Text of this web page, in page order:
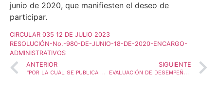
junio de 2020, que manifiesten el deseo de
participar.
CIRCULAR 035 12 DE JULIO 2023
RESOLUCIÓN-No.-980-DE-JUNIO-18-DE-2020-ENCARGO-
ADMINISTRATIVOS
ANTERIOR
“POR LA CUAL SE PUBLICA EL RESULTADO DE ADMISIÓN DE INSCRITOS A LA PRIMERA CONVOCATORIA DE AYUDAS EDUCATIVAS PARA LA FINANCIACIÓN DE ESTUDIOS SUPERIORES EN CUMPLIMIENTO DEL PLAN DE BIENESTAR LABORAL E INCENTIVOS, VIGENCIA 2023”
SIGUIENTE
EVALUACIÓN DE DESEMPEÑO LABORAL, PRIMER SEMESTRE 2023 DEL PERSONAL ADMINISTRATIVO, ADSCRITO A LA SECRETARÍA DE EDUCACIÓN MUNICIPAL